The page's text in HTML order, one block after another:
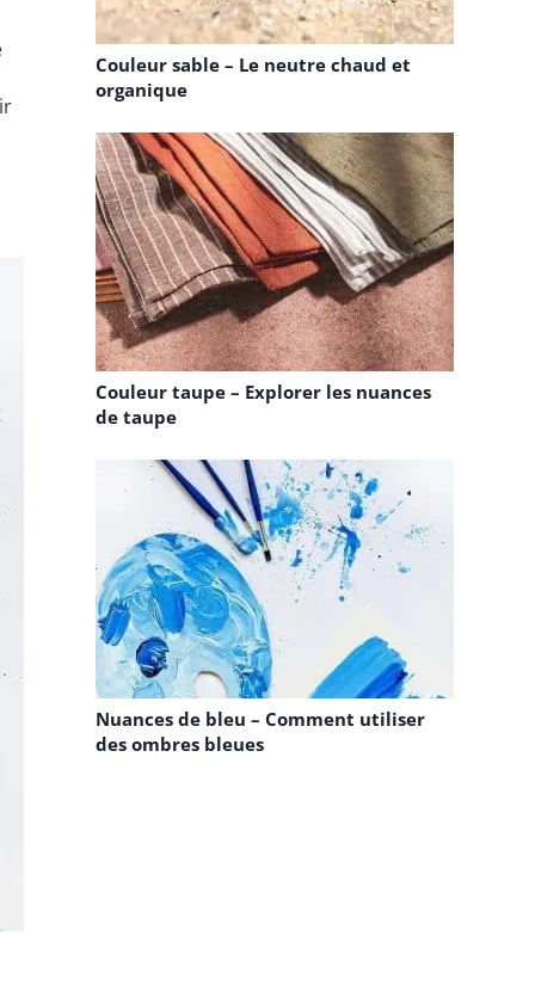
Couleur sable – Le neutre chaud et
organique
Couleur taupe – Explorer les nuances
de taupe
Nuances de bleu – Comment utiliser
des ombres bleues